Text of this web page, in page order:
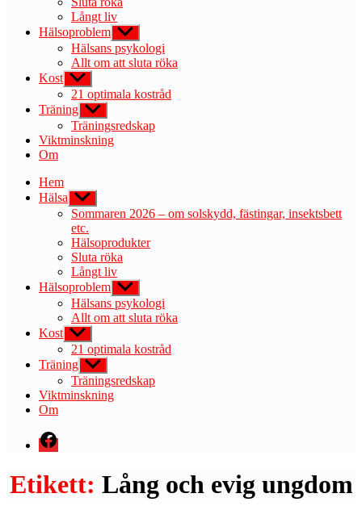
Långt liv
Hälsoproblem Visa
undermeny
Hälsans psykologi
Allt om att sluta röka
Kost Visa
undermeny
21 optimala kostråd
Träning Visa
undermeny
Träningsredskap
Viktminskning
Om
Hem
Hälsa Visa
undermeny
Sommaren 2026 – om solskydd, fästingar, insektsbett
etc.
Hälsoprodukter
Sluta röka
Långt liv
Hälsoproblem Visa
undermeny
Hälsans psykologi
Allt om att sluta röka
Kost Visa
undermeny
21 optimala kostråd
Träning Visa
undermeny
Träningsredskap
Viktminskning
Om
Menyval
Etikett: Lång och evig ungdom